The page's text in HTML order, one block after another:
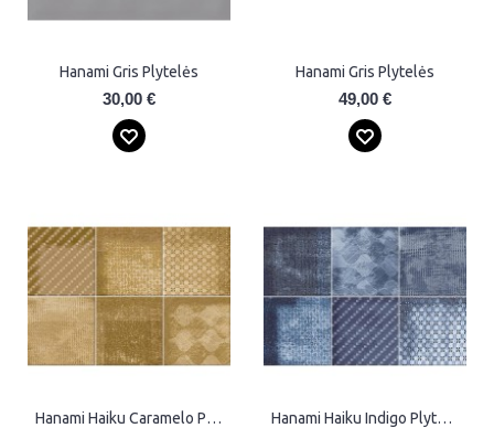
Hanami Gris Plytelės
30,00 €
Hanami Gris Plytelės
49,00 €
Hanami Haiku Caramelo Plytelės Hanami Haiku Indigo Plytelės